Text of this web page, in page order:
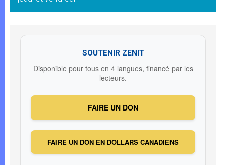
SOUTENIR ZENIT
Disponible pour tous en 4 langues, financé par les
lecteurs.
FAIRE UN DON
FAIRE UN DON EN DOLLARS CANADIENS